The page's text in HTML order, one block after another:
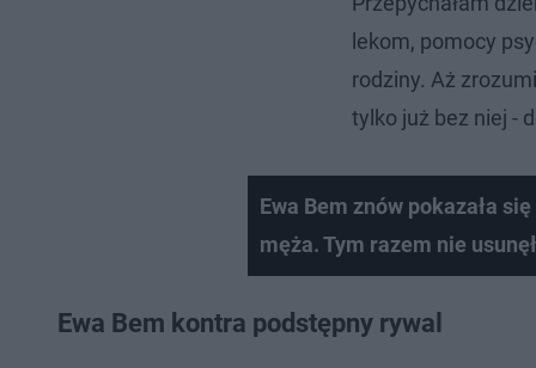
lekom, pomocy
rodziny. Aż
tylko już bez niej -
Ewa Bem znów pokazała
męża. Tym razem nie
Ewa Bem kontra podstępny rywal